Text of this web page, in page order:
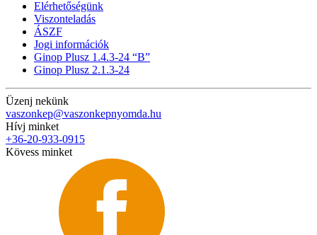
Elérhetőségünk
Viszonteladás
ÁSZF
Jogi információk
Ginop Plusz 1.4.3-24 “B”
Ginop Plusz 2.1.3-24
Üzenj nekünk
vaszonkep@vaszonkepnyomda.hu
Hívj minket
+36-20-933-0915
Kövess minket